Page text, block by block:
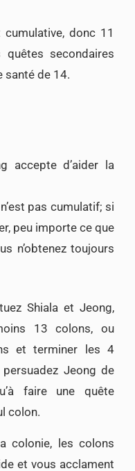
donc 11
secondaires
santé de 14.
accepte d’aider la
pas cumulatif; si
peu importe ce que
n’obtenez toujours
Shiala et Jeong,
13 colons, ou
et terminer les 4
Jeong de
faire une quête
colon.
colonie, les colons
et vous acclament